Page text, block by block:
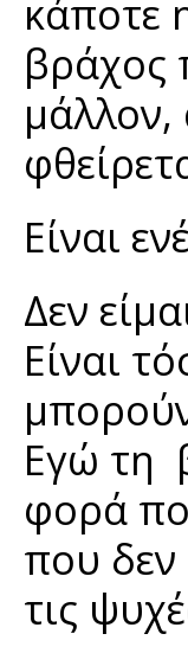
κάποτε
βράχος
μάλλον,
Είναι
Δεν
Είναι
Εγώ τη
φορά
που δεν
τις